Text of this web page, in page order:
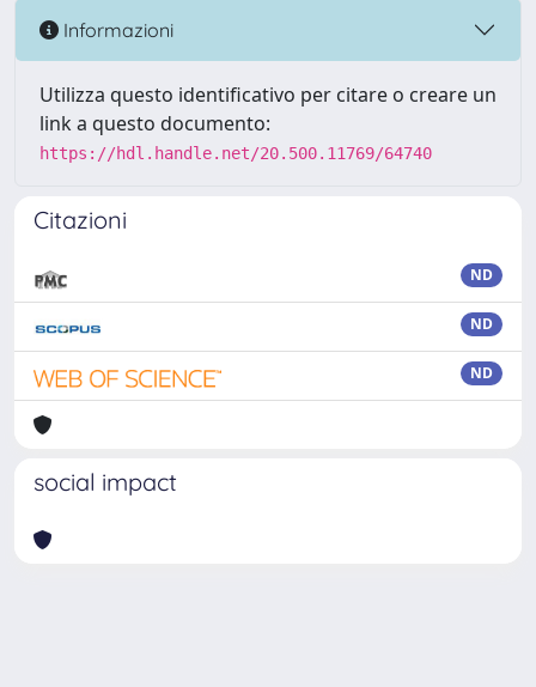
Informazioni
Utilizza questo identificativo per citare o creare un
link a questo documento:
https://hdl.handle.net/20.500.11769/64740
Citazioni
ND
ND
ND
social impact